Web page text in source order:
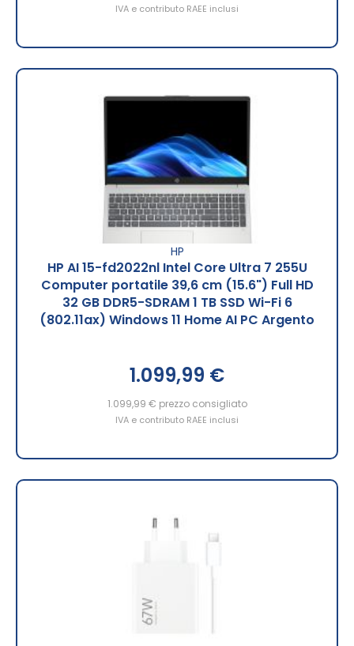
IVA e contributo RAEE inclusi
HP
HP AI 15-fd2022nl Intel Core Ultra 7 255U
Computer portatile 39,6 cm (15.6") Full HD
32 GB DDR5-SDRAM 1 TB SSD Wi-Fi 6
(802.11ax) Windows 11 Home AI PC Argento
1.099,99 €
1.099,99 € prezzo consigliato
IVA e contributo RAEE inclusi